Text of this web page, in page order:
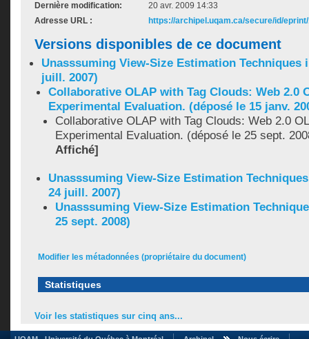
Dernière modification:
20 avr. 2009 14:33
Adresse URL :
https://archipel.uqam.ca/secure/id/
Versions disponibles de ce document
Unasssuming View-Size Estimation Techniques
juill. 2007)
Collaborative OLAP with Tag Clouds: Web 2.0
Experimental Evaluation. (déposé le 15 janv.
Collaborative OLAP with Tag Clouds: Web 2.0
Experimental Evaluation. (déposé le 25 sept.
Affiché]
Unasssuming View-Size Estimation
24 juill. 2007)
Unasssuming View-Size Estimation
25 sept. 2008)
Modifier les métadonnées (propriétaire du document)
Statistiques
Voir les statistiques sur cinq ans...